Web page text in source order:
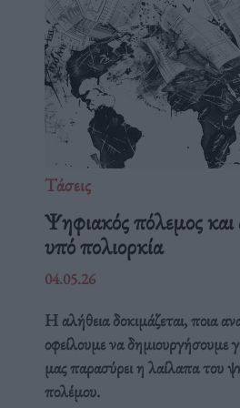
Τάσεις
Ψηφιακός πόλεμος και
υπό πολιορκία
04.05.26
Η αλήθεια δοκιμάζεται, ποια
οφείλουμε να δημιουργήσουμε
μας παρασύρει η λαίλαπα του
πολέμου.